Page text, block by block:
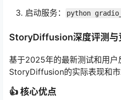
启动服务： python
StoryDiffusion深度评测与
基于2025年的最新测试和用户
StoryDiffusion的实际表现和市
👍 核心优点